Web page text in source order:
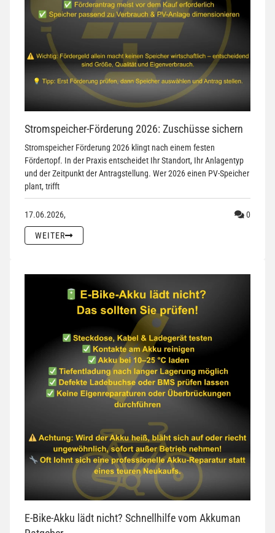
Stromspeicher-Förderung 2026: Zuschüsse sichern
Stromspeicher Förderung 2026 klingt nach einem festen
Fördertopf. In der Praxis entscheidet Ihr Standort, Ihr Anlagentyp
und der Zeitpunkt der Antragstellung. Wer 2026 einen PV-Speicher
plant, trifft
17.06.2026, 0
WEITER
E-Bike-Akku lädt nicht? Schnellhilfe vom Akkuman